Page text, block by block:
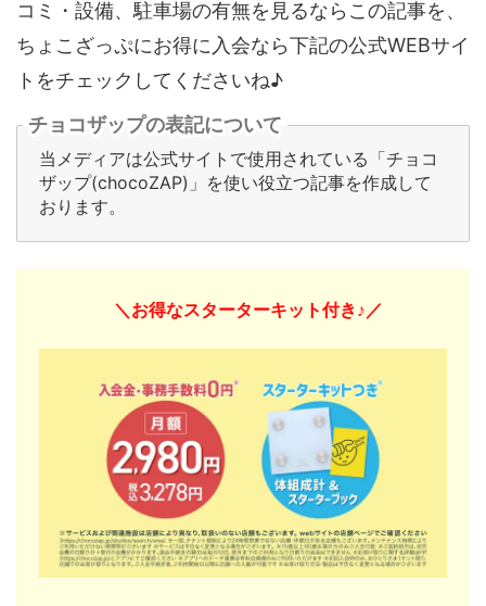
コミ・設備、駐車場の有無を見るならこの記事を、
ちょこざっぷにお得に入会なら下記の公式WEBサイ
トをチェックしてくださいね♪
チョコザップの表記について
当メディアは公式サイトで使用されている「チョコ
ザップ(chocoZAP)」を使い役立つ記事を作成して
おります。
＼お得なスターターキット付き♪／